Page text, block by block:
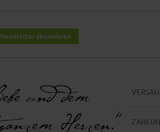
Newsletter abonnieren